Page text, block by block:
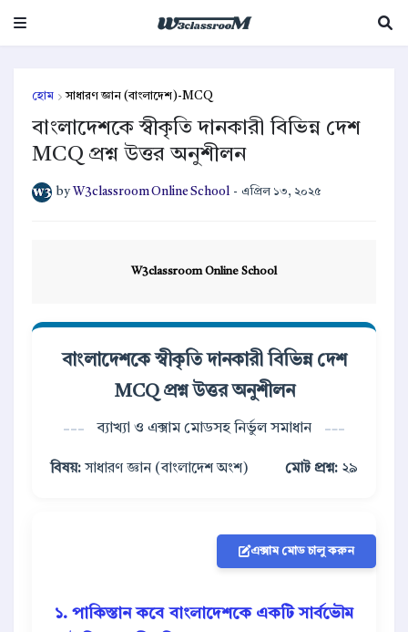
হোম সাধারণ জ্ঞান (বাংলাদেশ)-MCQ
বাংলাদেশকে স্বীকৃতি দানকারী বিভিন্ন দেশ
MCQ প্রশ্ন উত্তর অনুশীলন
by W3classroom Online School - এপ্রিল ১৩, ২০২৫
W3classroom Online School
বাংলাদেশকে স্বীকৃতি দানকারী বিভিন্ন দেশ
MCQ প্রশ্ন উত্তর অনুশীলন
ব্যাখ্যা ও এক্সাম মোডসহ নির্ভুল সমাধান
বিষয়: সাধারণ জ্ঞান (বাংলাদেশ অংশ) মোট প্রশ্ন: ২৯
এক্সাম মোড চালু করুন
১. পাকিস্তান কবে বাংলাদেশকে একটি সার্বভৌম